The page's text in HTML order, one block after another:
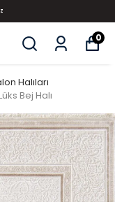
0
Halıları
Bej Halı